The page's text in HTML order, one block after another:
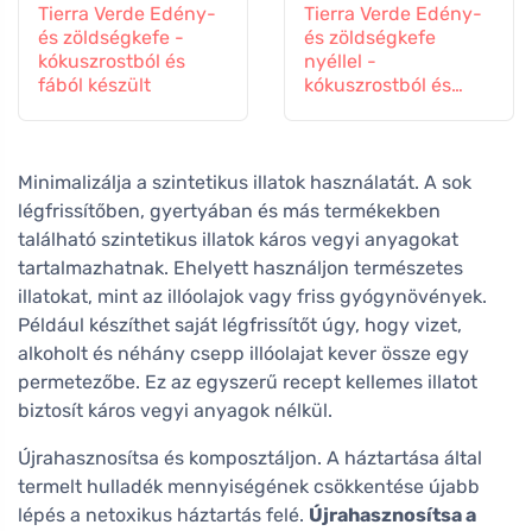
Tierra Verde Edény-
és zöldségkefe -
kókuszrostból és
fából készült
Tierra Verde Edény-
és zöldségkefe
nyéllel -
kókuszrostból és
Minimalizálja a szintetikus illatok használatát. A sok
légfrissítőben, gyertyában és más termékekben
található szintetikus illatok káros vegyi anyagokat
tartalmazhatnak. Ehelyett használjon természetes
illatokat, mint az illóolajok vagy friss gyógynövények.
Például készíthet saját légfrissítőt úgy, hogy vizet,
alkoholt és néhány csepp illóolajat kever össze egy
permetezőbe. Ez az egyszerű recept kellemes illatot
biztosít káros vegyi anyagok nélkül.
Újrahasznosítsa és komposztáljon. A háztartása által
termelt hulladék mennyiségének csökkentése újabb
lépés a netoxikus háztartás felé. Újrahasznosítsa a